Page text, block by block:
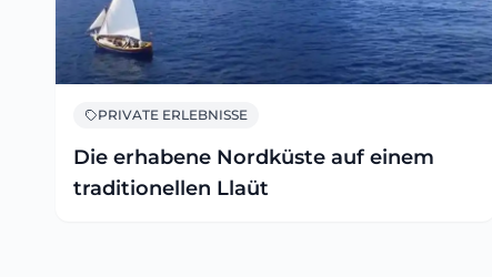
PRIVATE ERLEBNISSE
Die erhabene Nordküste auf einem
traditionellen Llaüt